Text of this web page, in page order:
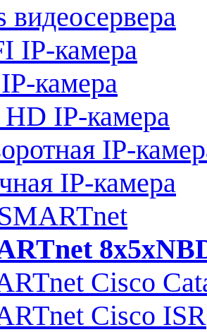
видеосервера
IP-камера
камера
IP-камера
IP-
IP-камера
Cisco
Cisco ISR